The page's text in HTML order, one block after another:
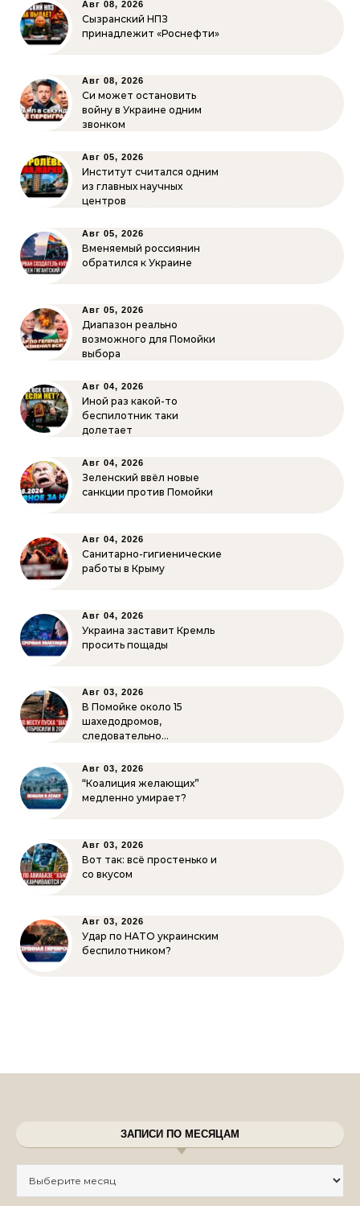
Авг 08, 2026
Сызранский НПЗ
принадлежит «Роснефти»
Авг 08, 2026
Си может остановить
войну в Украине одним
звонком
Авг 05, 2026
Институт считался одним
из главных научных
центров
Авг 05, 2026
Вменяемый россиянин
обратился к Украине
Авг 05, 2026
Диапазон реально
возможного для Помойки
выбора
Авг 04, 2026
Иной раз какой-то
беспилотник таки
долетает
Авг 04, 2026
Зеленский ввёл новые
санкции против Помойки
Авг 04, 2026
Санитарно-гигиенические
работы в Крыму
Авг 04, 2026
Украина заставит Кремль
просить пощады
Авг 03, 2026
В Помойке около 15
шахедодромов,
следовательно…
Авг 03, 2026
“Коалиция желающих”
медленно умирает?
Авг 03, 2026
Вот так: всё простенько и
со вкусом
Авг 03, 2026
Удар по НАТО украинским
беспилотником?
ЗАПИСИ ПО МЕСЯЦАМ